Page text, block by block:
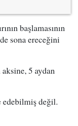
başlamasının
sona ereceğini
aksine, 5 aydan
edebilmiş değil.